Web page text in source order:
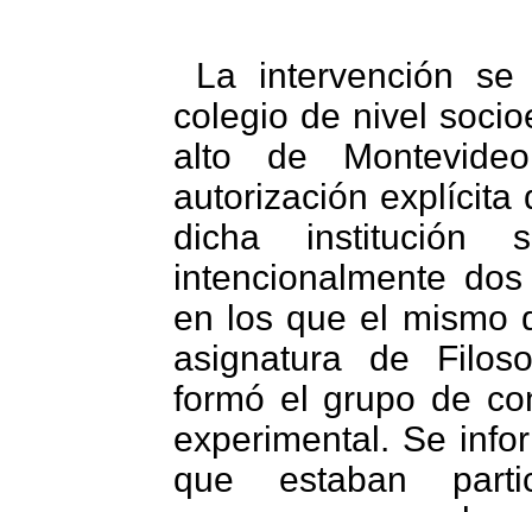
La intervención
colegio de nivel
alto de
autorización explícita
dicha institución
intencionalmente
en los que el mismo
asignatura de
formó el grupo de
experimental. Se
que estaban